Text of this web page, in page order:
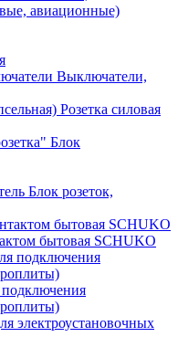
авиационные)
Выключатели,
Розетка силовая
Блок
Блок розеток,
бытовая SCHUKO